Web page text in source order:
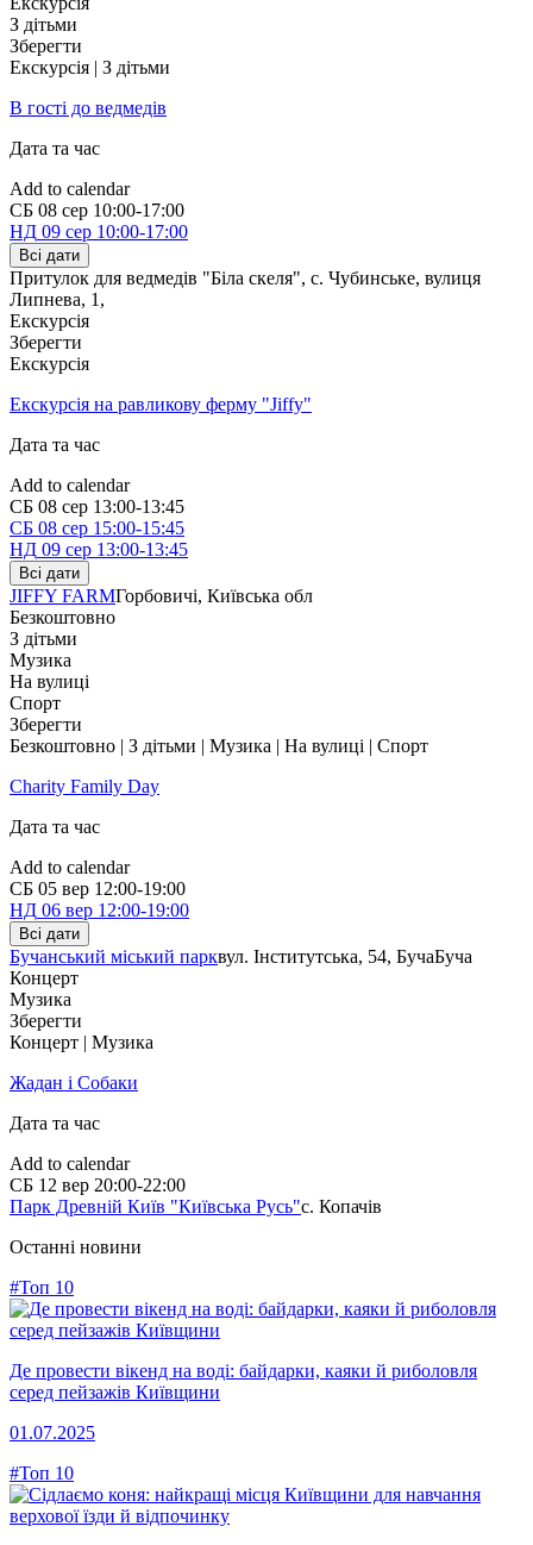
З дітьми
Зберегти
Екскурсія | З дітьми
В гості до ведмедів
Дата та час
Add to calendar
СБ 08 сер 10:00-17:00
НД 09 сер 10:00-17:00
Всі дати
Притулок для ведмедів "Біла скеля", с. Чубинське, вулиця
Липнева, 1 ,
Екскурсія
Зберегти
Екскурсія
Екскурсія на равликову ферму "Jiffy"
Дата та час
Add to calendar
СБ 08 сер 13:00-13:45
СБ 08 сер 15:00-15:45
НД 09 сер 13:00-13:45
Всі дати
JIFFY FARMГорбовичі, Київська обл
Безкоштовно
З дітьми
Музика
На вулиці
Спорт
Зберегти
Безкоштовно | З дітьми | Музика | На вулиці | Спорт
Charity Family Day
Дата та час
Add to calendar
СБ 05 вер 12:00-19:00
НД 06 вер 12:00-19:00
Всі дати
Бучанський міський парквул. Інститутська, 54, БучаБуча
Концерт
Музика
Зберегти
Концерт | Музика
Жадан і Собаки
Дата та час
Add to calendar
СБ 12 вер 20:00-22:00
Парк Древній Київ "Київська Русь"с. Копачів
Останні новини
#Топ 10
Де провести вікенд на воді: байдарки, каяки й риболовля
серед пейзажів Київщини
01.07.2025
#Топ 10